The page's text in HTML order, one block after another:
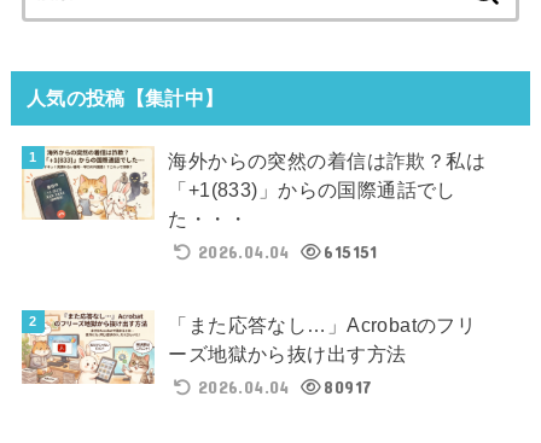
索:
人気の投稿【集計中】
海外からの突然の着信は詐欺？私は
「+1(833)」からの国際通話でし
た・・・
2026.04.04
615151
「また応答なし…」Acrobatのフリ
ーズ地獄から抜け出す方法
2026.04.04
80917